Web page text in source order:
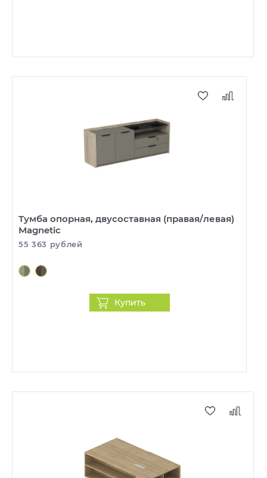
Тумба опорная, двусоставная (правая/левая)
Magnetic
55 363 рублей
Купить